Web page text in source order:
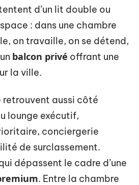
d’un lit double ou
: dans une chambre
on travaille, on se détend,
balcon privé offrant une
la ville.
retrouvent aussi côté
lounge exécutif,
conciergerie
de surclassement.
dépassent le cadre d’une
. Entre la chambre